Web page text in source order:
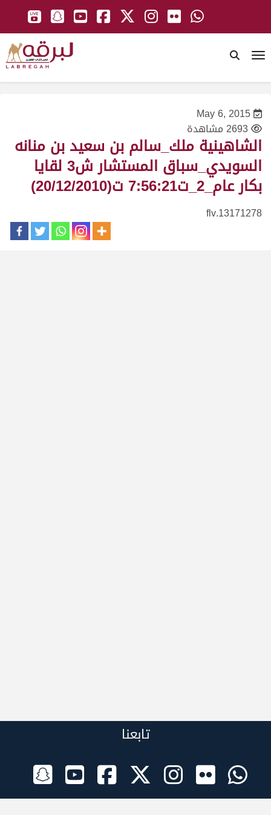
May 6, 2015
2693 مشاهدة
الشاهينية ملك_سالم بن سعيد بن منانه
السويدي_سباق المستشار ش3 لقايا
بكار عام_2_ت7:56:21 ت(20/12/2010)
13171278.flv
تابعنا